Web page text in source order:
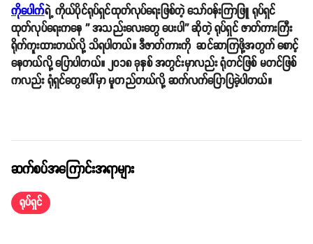
ဘန်ကောက်မှာ ရိုက်ကူးသွားမယ့် ရုပ်ရှင်ဇာတ်ကားကြီးထဲမှာ မြန်မာနိုင်ငံမှာရှိတဲ့
နာမည်ကျော်သရုပ်ဆောင်တွေ နဲ့ အတူ ယိုးဒယားက အနုပညာရှင်တွေလည်း
ပါဝင်သရုပ်ဆောင်ကြမှာဖြစ်ပြီး ဇာတ်ကားအစအဆုံးကို ဘန်ကောက်မှာပဲ
ရိုက်ကူးမယ်လို့ ကိုပေါက်က ဆက်လက် ပြောပြခဲ့ပါတယ်။
ကိုခင်လှိုင်လည်း ပါမယ်၊ ပြီးတော့ ယိုးဒယားက မင်းသားတွေ၊ မင်းသမီးတွေ
လည်းပါမယ်။ ပရိသတ်တွေအတွက် ထူးထူးခြားခြားဖြစ်အောင်လို့လည်း Pre
Production အပိုင်းမှာ သေသေချာချာလေး ပြင်ဆင်ထားတယ်'' လို့ သူကဆို
ပါတယ်။